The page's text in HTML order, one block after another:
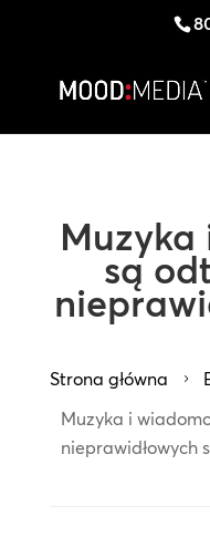
są
Strona główna 5
Muzyka i
nieprawidłowych